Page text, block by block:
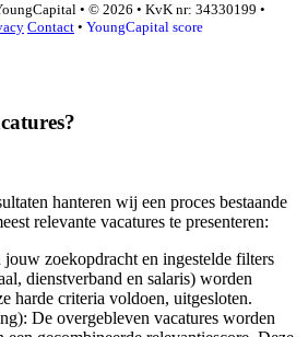
• © 2026 • KvK nr: 34330199 •
Contact • YoungCapital score
hanteren wij een proces bestaande
relevante vacatures te presenteren:
zoekopdracht en ingestelde filters
dienstverband en salaris) worden
harde criteria voldoen, uitgesloten.
De overgebleven vacatures worden